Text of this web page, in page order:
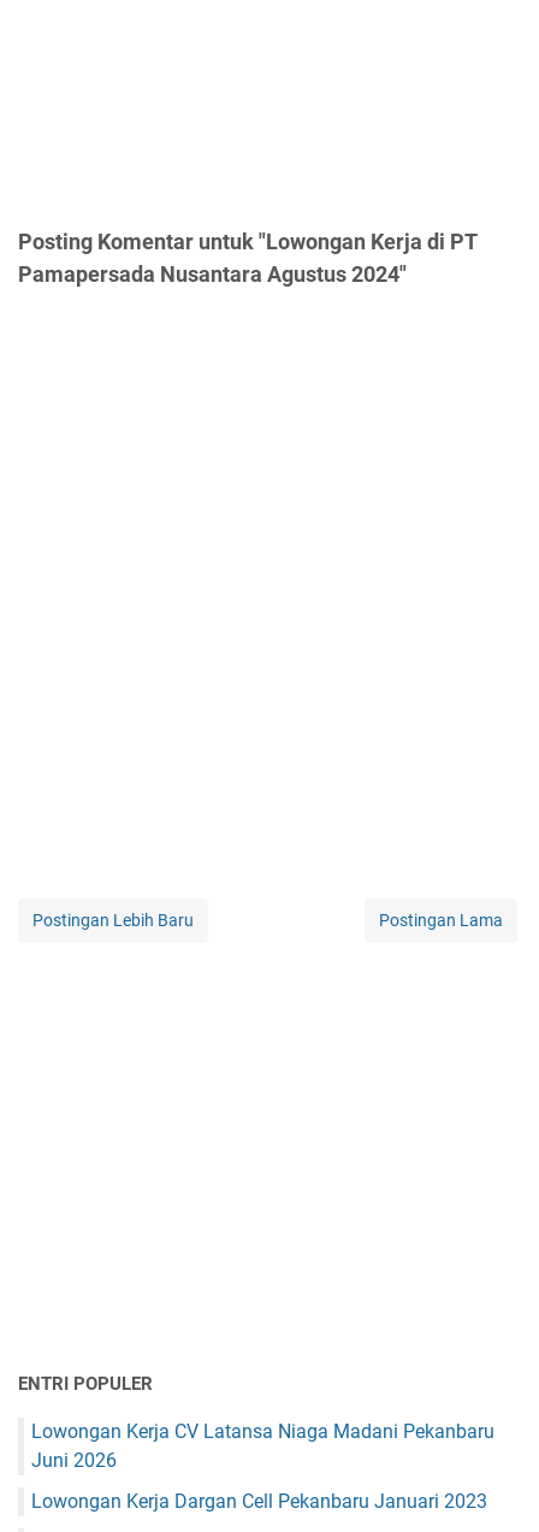
Posting Komentar untuk "Lowongan Kerja di PT
Pamapersada Nusantara Agustus 2024"
Postingan Lebih Baru Postingan Lama
ENTRI POPULER
Lowongan Kerja CV Latansa Niaga Madani Pekanbaru
Juni 2026
Lowongan Kerja Dargan Cell Pekanbaru Januari 2023